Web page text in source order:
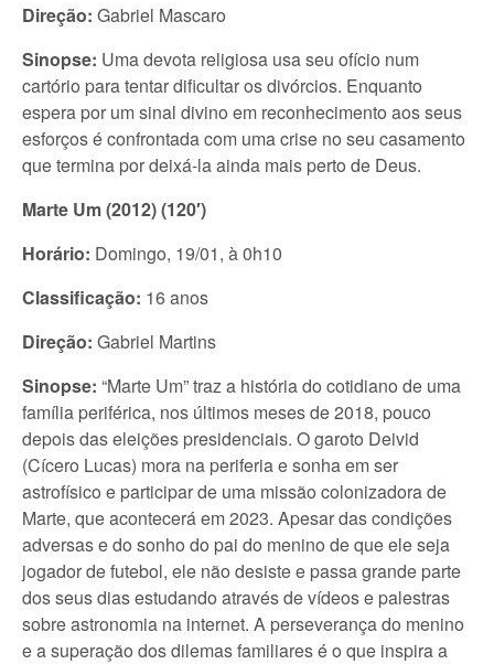
Direção: Gabriel Mascaro
Sinopse: Uma devota religiosa usa seu ofício num
cartório para tentar dificultar os divórcios. Enquanto
espera por um sinal divino em reconhecimento aos seus
esforços é confrontada com uma crise no seu casamento
que termina por deixá-la ainda mais perto de Deus.
Marte Um (2012) (120′)
Horário: Domingo, 19/01, à 0h10
Classificação: 16 anos
Direção: Gabriel Martins
Sinopse: “Marte Um” traz a história do cotidiano de uma
família periférica, nos últimos meses de 2018, pouco
depois das eleições presidenciais. O garoto Deivid
(Cícero Lucas) mora na periferia e sonha em ser
astrofísico e participar de uma missão colonizadora de
Marte, que acontecerá em 2023. Apesar das condições
adversas e do sonho do pai do menino de que ele seja
jogador de futebol, ele não desiste e passa grande parte
dos seus dias estudando através de vídeos e palestras
sobre astronomia na internet. A perseverança do menino
e a superação dos dilemas familiares é o que inspira a